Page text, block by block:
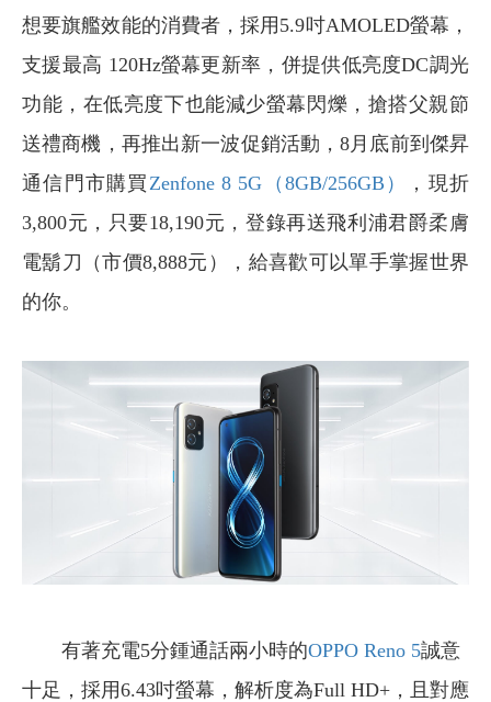
想要旗艦效能的消費者，採用5.9吋AMOLED螢幕，
支援最高 120Hz螢幕更新率，併提供低亮度DC調光
功能，在低亮度下也能減少螢幕閃爍，搶搭父親節
送禮商機，再推出新一波促銷活動，8月底前到傑昇
通信門市購買 Zenfone 8 5G（8GB/256GB）
，現折
3,800元，只要18,190元，登錄再送飛利浦君爵柔膚
電鬍刀（市價8,888元），給喜歡可以單手掌握世界
的你。
有著充電5分鍾通話兩小時的OPPO Reno 5誠意
十足，採用6.43吋螢幕，解析度為Full HD+，且對應